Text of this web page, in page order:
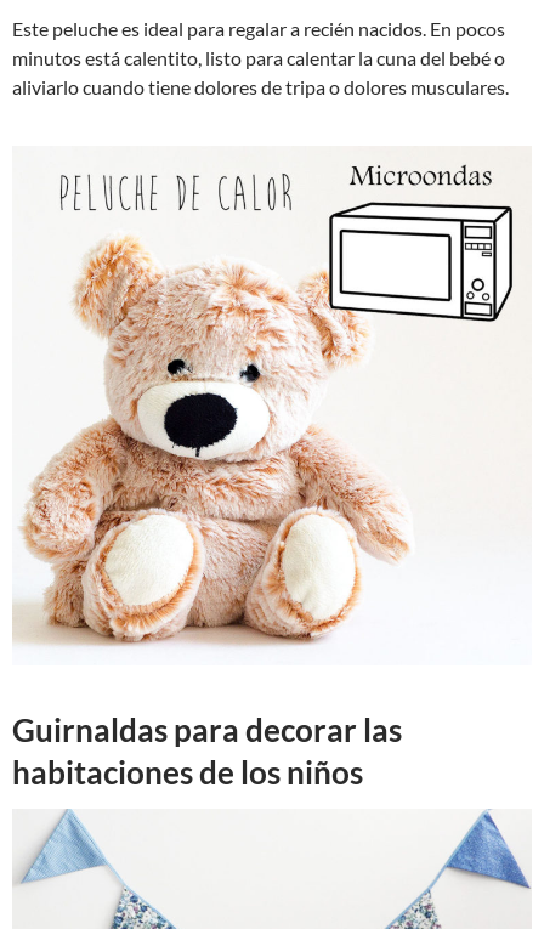
Este peluche es ideal para regalar a recién nacidos. En pocos
minutos está calentito, listo para calentar la cuna del bebé o
aliviarlo cuando tiene dolores de tripa o dolores musculares.
Guirnaldas para decorar las
habitaciones de los niños